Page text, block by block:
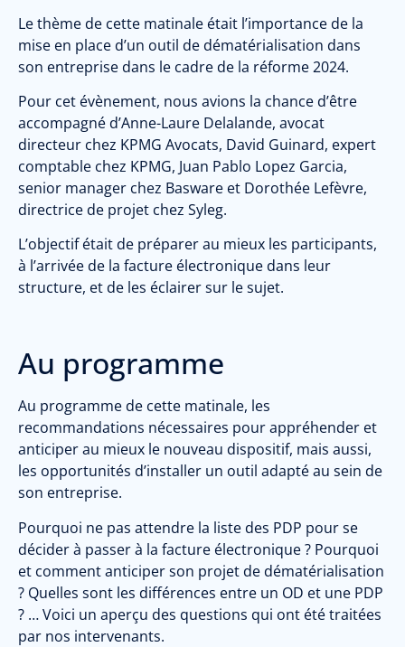
Le thème de cette matinale était l’importance de la
mise en place d’un outil de dématérialisation dans
son entreprise dans le cadre de la réforme 2024.
Pour cet évènement, nous avions la chance d’être
accompagné d’Anne-Laure Delalande, avocat
directeur chez KPMG Avocats, David Guinard, expert
comptable chez KPMG, Juan Pablo Lopez Garcia,
senior manager chez Basware et Dorothée Lefèvre,
directrice de projet chez Syleg.
L’objectif était de préparer au mieux les participants,
à l’arrivée de la facture électronique dans leur
structure, et de les éclairer sur le sujet.
Au programme
Au programme de cette matinale, les
recommandations nécessaires pour appréhender et
anticiper au mieux le nouveau dispositif, mais aussi,
les opportunités d’installer un outil adapté au sein de
son entreprise.
Pourquoi ne pas attendre la liste des PDP pour se
décider à passer à la facture électronique ? Pourquoi
et comment anticiper son projet de dématérialisation
? Quelles sont les différences entre un OD et une PDP
? … Voici un aperçu des questions qui ont été traitées
par nos intervenants.